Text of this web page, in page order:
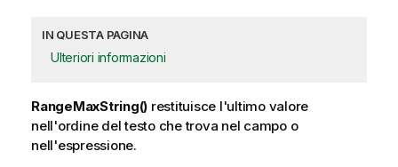
IN QUESTA PAGINA
Ulteriori informazioni
RangeMaxString() restituisce l'ultimo valore
nell'ordine del testo che trova nel campo o
nell'espressione.